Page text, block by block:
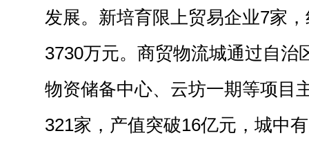
发展。新培育限上贸易企业7家
3730万元。商贸物流城通过自治
物资储备中心、云坊一期等项目
321家，产值突破16亿元，城中